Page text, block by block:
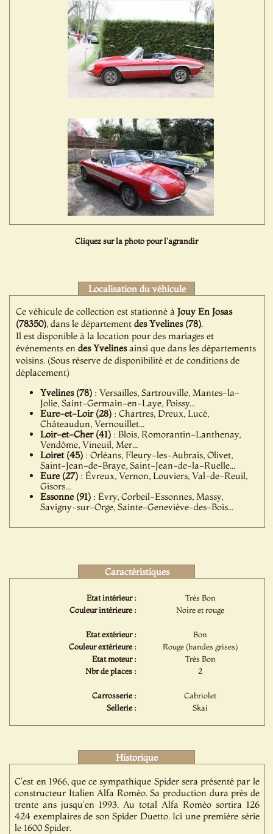
Cliquez sur la photo pour l'agrandir
Localisation du véhicule
Ce véhicule de collection est stationné àJouy En Josas
(78350), dans le départementdes Yvelines (78).
Il est disponible à la location pour des mariages et
événements endes Yvelinesainsi que dans les départements
voisins. (Sous réserve de disponibilité et de conditions de
déplacement)
Yvelines (78) : Versailles, Sartrouville, Mantes-la-
Jolie, Saint-Germain-en-Laye, Poissy...
Eure-et-Loir (28) : Chartres, Dreux, Lucé,
Châteaudun, Vernouillet...
Loir-et-Cher (41) : Blois, Romorantin-Lanthenay,
Vendôme, Vineuil, Mer...
Loiret (45) : Orléans, Fleury-les-Aubrais, Olivet,
Saint-Jean-de-Braye, Saint-Jean-de-la-Ruelle...
Eure (27) : Évreux, Vernon, Louviers, Val-de-Reuil,
Gisors...
Essonne (91) : Évry, Corbeil-Essonnes, Massy,
Savigny-sur-Orge, Sainte-Geneviève-des-Bois...
Caractéristiques
Etat intérieur :
Très Bon
Couleur intérieure :
Noire et rouge
Etat extérieur :
Bon
Couleur extérieure :
Rouge (bandes grises)
Etat moteur :
Très Bon
Nbr de places :
2
Carrosserie :
Cabriolet
Sellerie :
Skai
Historique
C'est en 1966, que ce sympathique Spider sera présenté par le
constructeur Italien Alfa Roméo. Sa production dura près de
trente ans jusqu'en 1993. Au total Alfa Roméo sortira 126
424 exemplaires de son Spider Duetto. Ici une première série
le 1600 Spider.